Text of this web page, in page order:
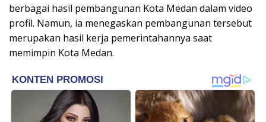
berbagai hasil pembangunan Kota Medan dalam video
profil. Namun, ia menegaskan pembangunan tersebut
merupakan hasil kerja pemerintahannya saat
memimpin Kota Medan.